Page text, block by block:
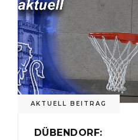
AKTUELL BEITRAG
DÜBENDORF: